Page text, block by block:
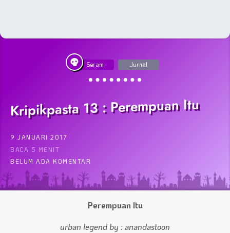
Seram Jurnal
Kripikpasta 13 : Perempuan Itu
9 JANUARI 2017
BACA 5 MENIT
BELUM ADA KOMENTAR
Perempuan Itu
urban legend by : anandastoon